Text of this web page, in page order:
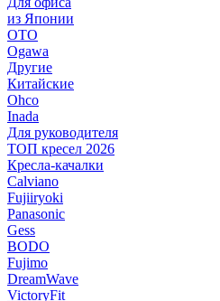
из Японии
OTO
Ogawa
Другие
Китайские
Ohco
Inada
Для руководителя
ТОП кресел 2026
Кресла-качалки
Calviano
Fujiiryoki
Panasonic
Gess
BODO
Fujimo
DreamWave
VictoryFit